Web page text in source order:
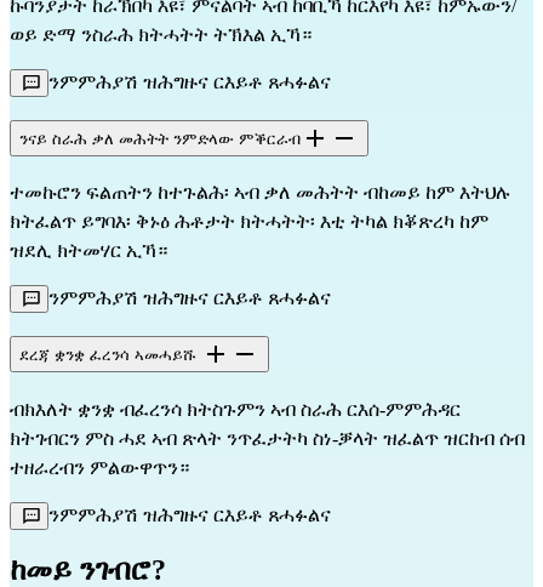
ኩባንያታት ከራኽበካ እዩ፣ ምናልባት ኣብ ከባቢኻ ከርእየካ እዩ፣ ከምኡውን/
ወይ ድማ ንስራሕ ክትሓትት ትኽእል ኢኻ።
ንምምሕያሽ ዝሕግዙና ርእይቶ ጸሓፉልና
ንናይ ስራሕ ቃለ መሕትት ንምድላው ምቕርራብ
ተመኩሮን ፍልጠትን ከተጉልሕ፡ ኣብ ቃለ መሕትት ብከመይ ከም እትህሉ
ክትፈልጥ ይግባእ፡ ቅኑዕ ሕቶታት ክትሓትት፡ እቲ ትካል ክቖጽረካ ከም
ዝደሊ ክትመሃር ኢኻ።
ንምምሕያሽ ዝሕግዙና ርእይቶ ጸሓፉልና
ደረጃ ቋንቋ ፈረንሳ ኣመሓይሹ
ብክእለት ቋንቋ ብፈረንሳ ክትስጉምን ኣብ ስራሕ ርእሰ-ምምሕዳር
ክትገብርን ምስ ሓደ ኣብ ጽላት ንጥፈታትካ ስነ-ቓላት ዝፈልጥ ዝርከብ ሰብ
ተዘራረብን ምልውዋጥን።
ንምምሕያሽ ዝሕግዙና ርእይቶ ጸሓፉልና
ከመይ ንገብሮ?